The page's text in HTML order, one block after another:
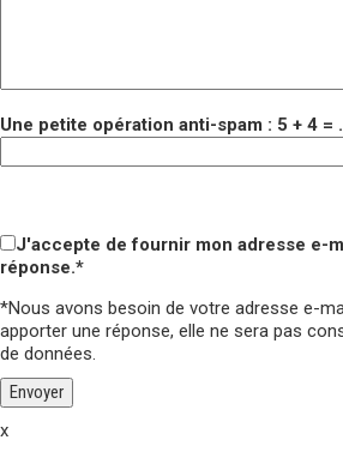
Une petite opération anti-spam : 5 + 4 =
J'accepte de fournir mon adresse e-
réponse.*
*Nous avons besoin de votre adresse e-
apporter une réponse, elle ne sera pas
de données.
x